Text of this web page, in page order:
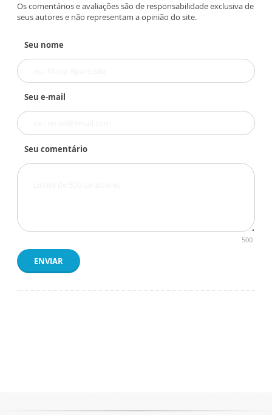
Os comentários e avaliações são de responsabilidade exclusiva de
seus autores e não representam a opinião do site.
Seu nome
Seu e-mail
Seu comentário
500
ENVIAR